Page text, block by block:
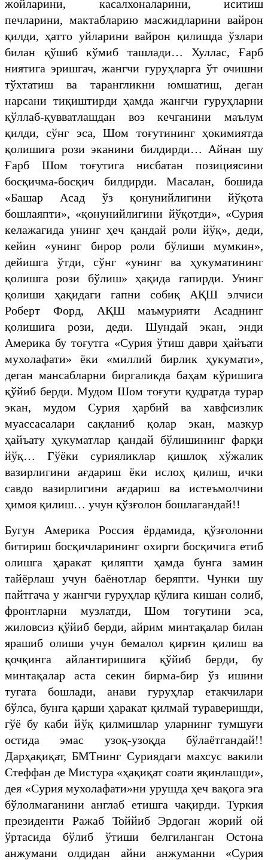
жойларини, касалхоналарини, иситиш
печларини, мактабларию масжидларини вайрон
қилди, ҳатто уйларини вайрон қилишда ўзлари
билан қўшиб кўмиб ташлади… Хуллас, Ғарб
ниятига эришгач, жангчи гуруҳларга ўт очишни
тўхтатиш ва тарангликни юмшатиш, деган
нарсани тиқиштирди ҳамда жангчи гуруҳларни
қўллаб-қувватлашдан воз кечганини маълум
қилди, сўнг эса, Шом тоғутининг ҳокимиятда
қолишига рози эканини билдирди… Айнан шу
Ғарб Шом тоғутига нисбатан позициясини
босқичма-босқич билдирди. Масалан, бошида
«Башар Асад ўз қонунийлигини йўқота
бошлаяпти», «қонунийлигини йўқотди», «Сурия
келажагида унинг ҳеч қандай роли йўқ», деди,
кейин «унинг бирор роли бўлиши мумкин»,
дейишга ўтди, сўнг «унинг ва ҳукуматининг
қолишга рози бўлиш» ҳақида гапирди. Унинг
қолиши ҳақидаги гапни собиқ АҚШ элчиси
Роберт Форд, АҚШ маъмурияти Асаднинг
қолишига рози, деди. Шундай экан, энди
Америка бу тоғутга «Сурия ўтиш даври ҳайъати
мухолафати» ёки «миллий бирлик ҳукумати»,
деган мансабларни биргаликда баҳам кўришига
қўйиб берди. Мудом Шом тоғути қудратда турар
экан, мудом Сурия ҳарбий ва хавфсизлик
муассасалари сақланиб қолар экан, мазкур
ҳайъату ҳукуматлар қандай бўлишининг фарқи
йўқ… Гўёки сурияликлар қишлоқ хўжалик
вазирлигини ағдариш ёки ислоҳ қилиш, ички
савдо вазирлигини ағдариш ва истеъмолчини
ҳимоя қилиш… учун қўзғолон бошлагандай!!
Бугун Америка Россия ёрдамида, қўзғолонни
битириш босқичларининг охирги босқичига етиб
олишга ҳаракат қиляпти ҳамда бунга замин
тайёрлаш учун баёнотлар беряпти. Чунки шу
пайтгача у жангчи гуруҳлар қўлига кишан солиб,
фронтларни музлатди, Шом тоғутини эса,
жиловсиз қўйиб берди, айрим минтақалар билан
ярашиб олиши учун бемалол қирғин қилиш ва
қочқинга айлантиришига қўйиб берди, бу
минтақалар аста секин бирма-бир ўз ишини
тугата бошлади, анави гуруҳлар етакчилари
бўлса, бунга қарши ҳаракат қилмай тураверишди,
гўё бу каби йўқ қилмишлар уларнинг тумшуғи
остида эмас узоқ-узоқда бўлаётгандай!!
Дарҳақиқат, БМТнинг Суриядаги махсус вакили
Стеффан де Мистура «ҳақиқат соати яқинлашди»,
дея «Сурия мухолафати»ни урушда ҳеч вақога эга
бўлолмаганини англаб етишга чақирди. Туркия
президенти Ражаб Тоййиб Эрдоган жорий ой
ўртасида бўлиб ўтиши белгиланган Остона
анжумани олдидан айни анжуманни «Сурия